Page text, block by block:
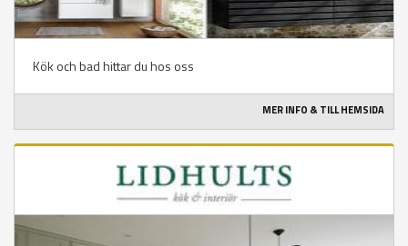
Kök och bad hittar du hos oss
MER INFO & TILL HEMSIDA